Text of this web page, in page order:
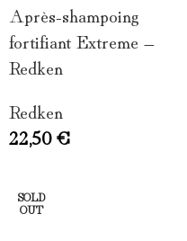
Après-shampoing
fortifiant Extreme –
Redken
Redken
22,50€
SOLD
OUT